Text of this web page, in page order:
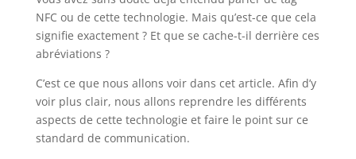
NFC ou de cette technologie. Mais qu’est-ce que cela
signifie exactement ? Et que se cache-t-il derrière ces
abréviations ?
C’est ce que nous allons voir dans cet article. Afin d’y
voir plus clair, nous allons reprendre les différents
aspects de cette technologie et faire le point sur ce
standard de communication.